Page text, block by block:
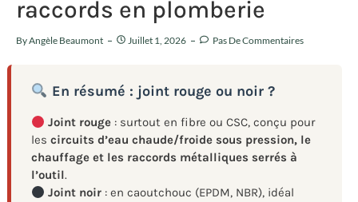
raccords en plomberie
ByAngèle Beaumont Juillet 1, 2026 Pas De Commentaires
En résumé : joint rouge ou noir ?
Joint rouge : surtout en fibre ou CSC, conçu pour
les circuits d’eau chaude/froide sous pression, le
chauffage et les raccords métalliques serrés à
l’outil.
Joint noir : en caoutchouc (EPDM, NBR), idéal